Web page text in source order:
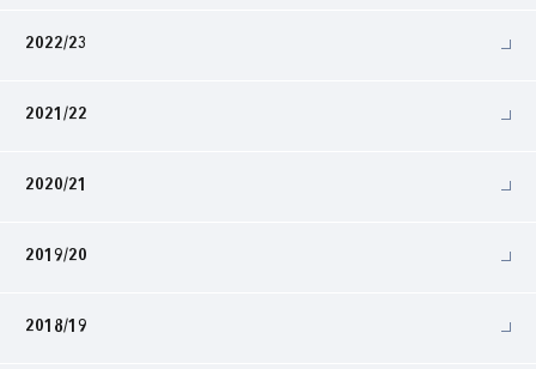
2022/23
2021/22
2020/21
2019/20
2018/19